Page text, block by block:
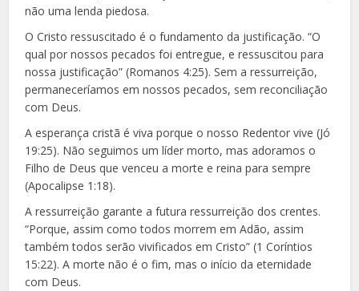
não uma lenda piedosa.
O Cristo ressuscitado é o fundamento da justificação. “O
qual por nossos pecados foi entregue, e ressuscitou para
nossa justificação” (Romanos 4:25). Sem a ressurreição,
permaneceríamos em nossos pecados, sem reconciliação
com Deus.
A esperança cristã é viva porque o nosso Redentor vive (Jó
19:25). Não seguimos um líder morto, mas adoramos o
Filho de Deus que venceu a morte e reina para sempre
(Apocalipse 1:18).
A ressurreição garante a futura ressurreição dos crentes.
“Porque, assim como todos morrem em Adão, assim
também todos serão vivificados em Cristo” (1 Coríntios
15:22). A morte não é o fim, mas o início da eternidade
com Deus.